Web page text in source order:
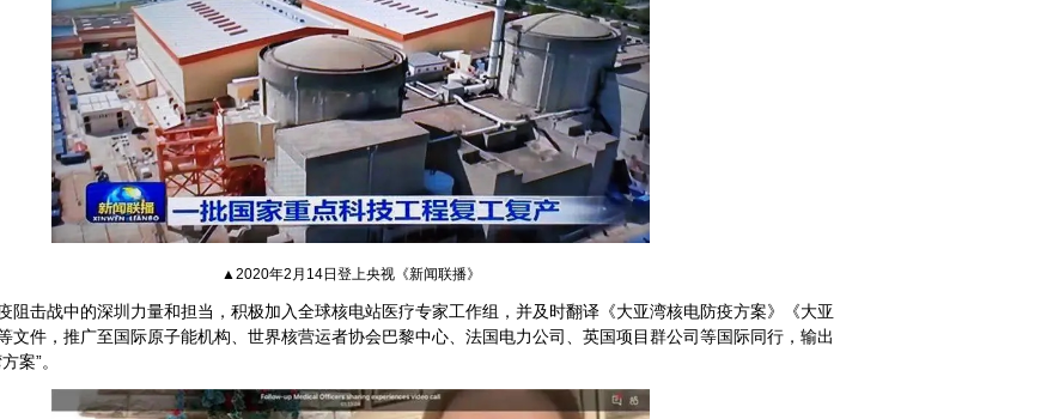
▲2020年2月14日登上央视《新闻联播》
阻击战中的深圳力量和担当，积极加入全球核电站医疗专家工作组，并及时翻译《大亚湾核电防疫方案》《大亚
文件，推广至国际原子能机构、世界核营运者协会巴黎中心、法国电力公司、英国项目群公司等国际同行，输出
案”。